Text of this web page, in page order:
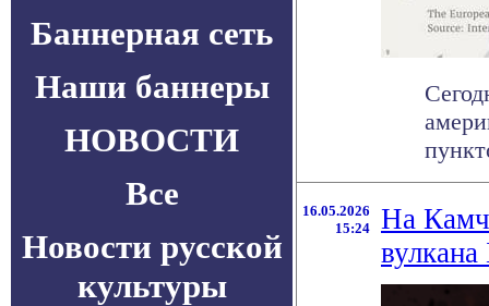
Баннерная сеть
Наши баннеры
НОВОСТИ
Все
Новости русской
культуры
16.05.2026
15:24
На